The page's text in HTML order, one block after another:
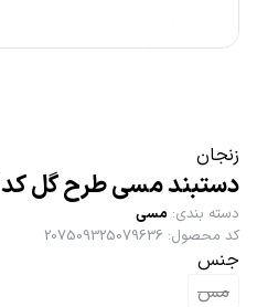
زنجان
دستبند مسی طرح گل کد 07
دسته بندی: مسی
کد محصول:
207509325079636
جنس
مس